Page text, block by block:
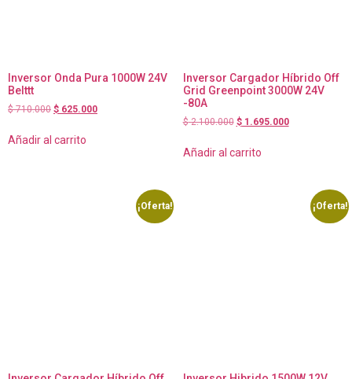
Inversor Onda Pura 1000W 24V
Belttt
$710.000 $ 625.000
Añadir al carrito
Inversor Cargador Híbrido Off
Grid Greenpoint 3000W 24V
-80A
$2.100.000 $1.695.000
Añadir al carrito
¡Oferta! ¡Oferta!